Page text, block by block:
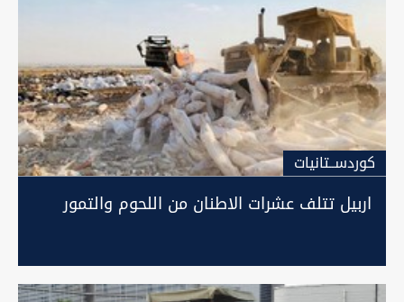
كوردســتانيات
اربيل تتلف عشرات الاطنان من اللحوم والتمور